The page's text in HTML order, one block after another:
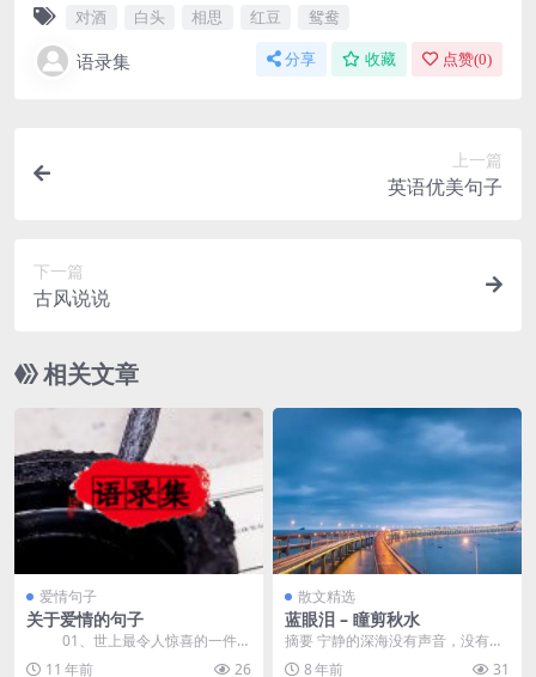
对酒 白头 相思 红豆 鸳鸯
语录集 分享 收藏 点赞(0)
上一篇
英语优美句子
下一篇
古风说说
相关文章
爱情句子
关于爱情的句子
01、世上最令人惊喜的一件事
情是，你原本以为没有机会靠近的
11 年前 26
散文精选
蓝眼泪 – 瞳剪秋水
摘要 宁静的深海没有声音，没有光
明，只有无边的寂静包围，回忆伴
8 年前 31